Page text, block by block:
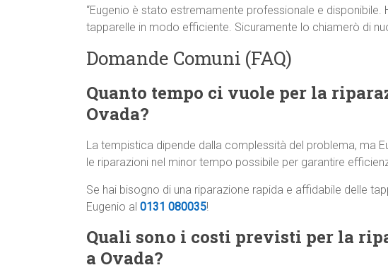
“Eugenio è stato estremamente professionale e
tapparelle in modo efficiente. Sicuramente lo chiamerò di
Domande Comuni (FAQ)
Quanto tempo ci vuole per la
Ovada?
La tempistica dipende dalla complessità del problema, ma
le riparazioni nel minor tempo possibile per garantire
Se hai bisogno di una riparazione rapida e affidabile delle
Eugenio al 0131 080035!
Quali sono i costi previsti per la
a Ovada?